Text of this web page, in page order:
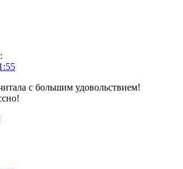
:
с большим удовольствием!